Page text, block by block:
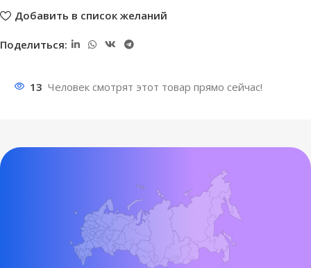
Добавить в список желаний
Поделиться:
13 Человек смотрят этот товар прямо сейчас!